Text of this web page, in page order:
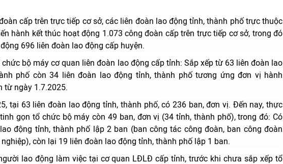
cấp trên trực tiếp cơ sở, các liên đoàn lao động tỉnh, thành phố trực thuộc
hành kết thúc hoạt động 1.073 công đoàn cấp trên trực tiếp cơ sở, trong đó
696 liên đoàn lao động cấp huyện.
chức bộ máy cơ quan liên đoàn lao động cấp tỉnh: Sắp xếp từ 63 liên đoàn lao
phố còn 34 liên đoàn lao động tỉnh, thành phố tương ứng đơn vị hành
từ ngày 1.7.2025.
tại 63 liên đoàn lao động tỉnh, thành phố, có 236 ban, đơn vị. Đến nay, thực
gọn tổ chức bộ máy còn 49 ban, đơn vị (34 tỉnh, thành phố), trong đó: Có
động tỉnh, thành phố lập 2 ban (ban công tác công đoàn, ban công đoàn
còn lại 19 liên đoàn lao động tỉnh, thành phố lập 1 ban.
lao động làm việc tại cơ quan LĐLĐ cấp tỉnh, trước khi chưa sắp xếp tổ